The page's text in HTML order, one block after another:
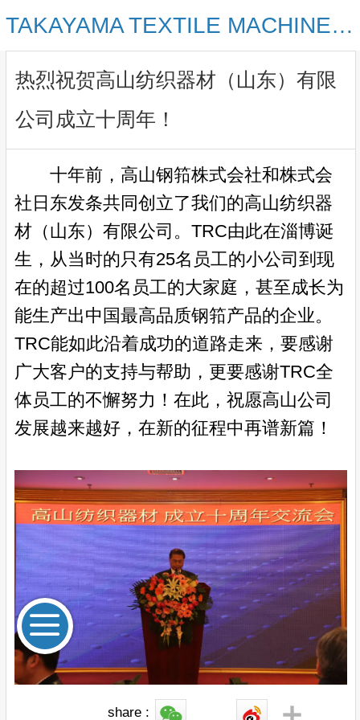
TAKAYAMA TEXTILE MACHINE PARTS (SHANDONG) CO., LTD
热烈祝贺高山纺织器材（山东）有限
公司成立十周年！
十年前，高山钢筘株式会社和株式会
社日东发条共同创立了我们的高山纺织器
材（山东）有限公司。TRC由此在淄博诞
生，从当时的只有25名员工的小公司到现
在的超过100名员工的大家庭，甚至成长为
能生产出中国最高品质钢筘产品的企业。
TRC能如此沿着成功的道路走来，要感谢
广大客户的支持与帮助，更要感谢TRC全
体员工的不懈努力！ 在此，祝愿高山公司
发展越来越好，在新的征程中再谱新篇！
share :